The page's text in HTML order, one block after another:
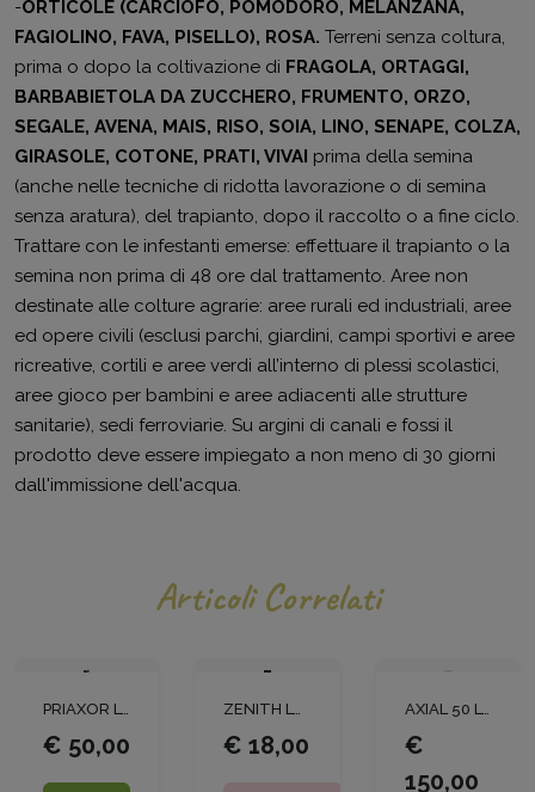
-ORTICOLE (CARCIOFO, POMODORO, MELANZANA,
FAGIOLINO, FAVA, PISELLO), ROSA. Terreni senza coltura,
prima o dopo la coltivazione di FRAGOLA, ORTAGGI,
BARBABIETOLA DA ZUCCHERO, FRUMENTO, ORZO,
SEGALE, AVENA, MAIS, RISO, SOIA, LINO, SENAPE, COLZA,
GIRASOLE, COTONE, PRATI, VIVAI prima della semina
(anche nelle tecniche di ridotta lavorazione o di semina
senza aratura), del trapianto, dopo il raccolto o a fine ciclo.
Trattare con le infestanti emerse: effettuare il trapianto o la
semina non prima di 48 ore dal trattamento. Aree non
destinate alle colture agrarie: aree rurali ed industriali, aree
ed opere civili (esclusi parchi, giardini, campi sportivi e aree
ricreative, cortili e aree verdi all’interno di plessi scolastici,
aree gioco per bambini e aree adiacenti alle strutture
sanitarie), sedi ferroviarie. Su argini di canali e fossi il
prodotto deve essere impiegato a non meno di 30 giorni
dall'immissione dell'acqua.
Articoli Correlati
PRIAXOR LT.1
€ 50,00
ZENITH LT 1
€ 18,00
AXIAL 50 LT.5
€
150,00